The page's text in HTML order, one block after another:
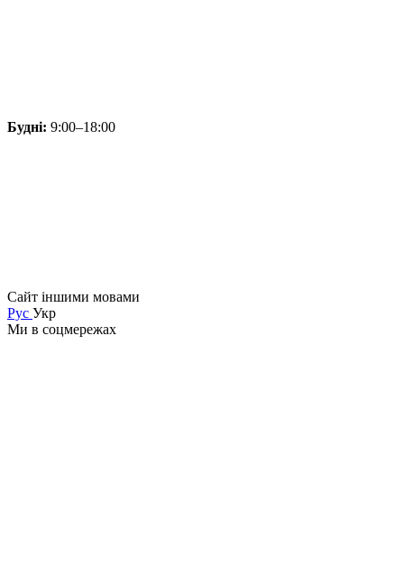
Будні: 9:00–18:00
Сайт іншими мовами
Рус Укр
Ми в соцмережах